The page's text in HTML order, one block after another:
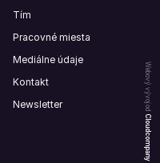
Webový vývoj od
Cloudcompany
Tím
Pracovné miesta
Mediálne údaje
Kontakt
Newsletter